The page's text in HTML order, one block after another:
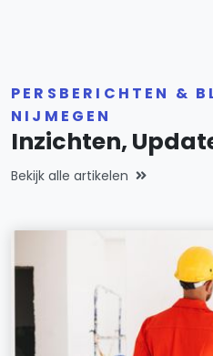
PERSBERICHTEN &
NIJMEGEN
Inzichten,
Bekijk alle artikelen